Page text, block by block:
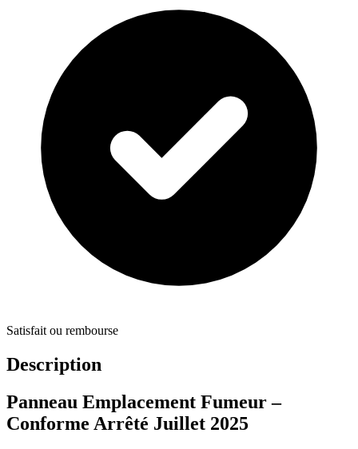
Satisfait ou rembourse
Description
Panneau Emplacement Fumeur –
Conforme Arrêté Juillet 2025